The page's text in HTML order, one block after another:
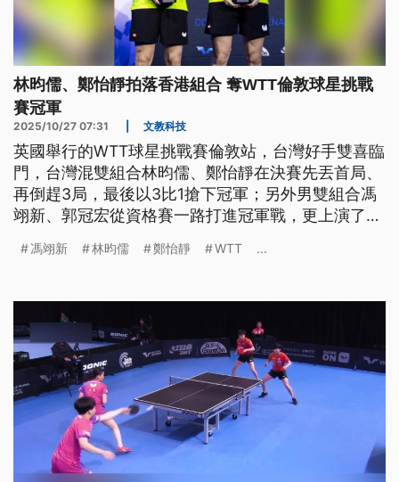
林昀儒、鄭怡靜拍落香港組合 奪WTT倫敦球星挑戰
賽冠軍
2025/10/27 07:31 文教科技
英國舉行的WTT球星挑戰賽倫敦站，台灣好手雙喜臨
門，台灣混雙組合林昀儒、鄭怡靜在決賽先丟首局、
再倒趕3局，最後以3比1搶下冠軍；另外男雙組合馮
翊新、郭冠宏從資格賽一路打進冠軍戰，更上演了驚
馮翊新 林昀儒 鄭怡靜 WTT ...